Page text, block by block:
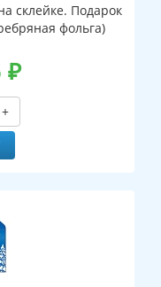
склейке. Подарок
фольга)
₽
+